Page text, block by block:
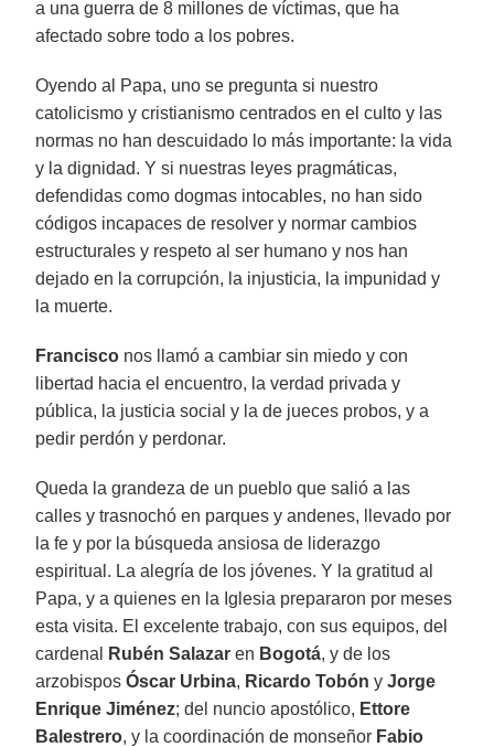
a una guerra de 8 millones de víctimas, que ha
afectado sobre todo a los pobres.
Oyendo al Papa, uno se pregunta si nuestro
catolicismo y cristianismo centrados en el culto y las
normas no han descuidado lo más importante: la vida
y la dignidad. Y si nuestras leyes pragmáticas,
defendidas como dogmas intocables, no han sido
códigos incapaces de resolver y normar cambios
estructurales y respeto al ser humano y nos han
dejado en la corrupción, la injusticia, la impunidad y
la muerte.
Francisco nos llamó a cambiar sin miedo y con
libertad hacia el encuentro, la verdad privada y
pública, la justicia social y la de jueces probos, y a
pedir perdón y perdonar.
Queda la grandeza de un pueblo que salió a las
calles y trasnochó en parques y andenes, llevado por
la fe y por la búsqueda ansiosa de liderazgo
espiritual. La alegría de los jóvenes. Y la gratitud al
Papa, y a quienes en la Iglesia prepararon por meses
esta visita. El excelente trabajo, con sus equipos, del
cardenal
Rubén Salazar en Bogotá, y de los
arzobisposÓscar Urbina, Ricardo Tobón yJorge
Enrique Jiménez; del nuncio apostólico, Ettore
Balestrero, y la coordinación de monseñor Fabio